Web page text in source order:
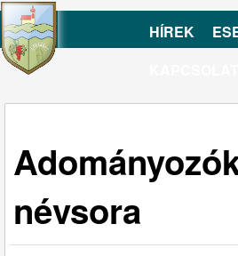
HÍREK
névsora